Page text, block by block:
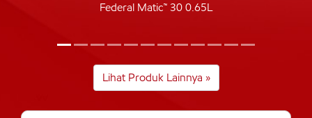
Federal Matic™ 30 0.65L
Lihat Produk Lainnya »